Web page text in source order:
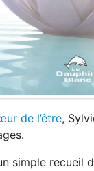
de l’être,
simple recueil